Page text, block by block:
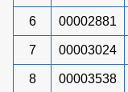
6 00002881
7 00003024
8 00003538